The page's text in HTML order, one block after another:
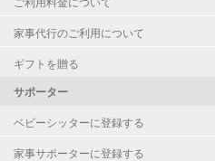
病児対応
レッスン
家事代行のご利用について
ギフトを贈る
サポーター
ベビーシッターに登録する
家事サポーターに登録する